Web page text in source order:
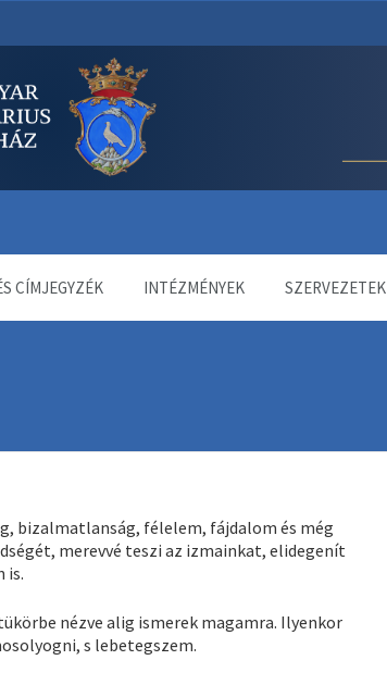
CÍMJEGYZÉK INTÉZMÉNYEK SZERVEZETEK
bizalmatlanság, félelem, fájdalom és még
merevvé teszi az izmainkat, elidegenít
is.
nézve alig ismerek magamra. Ilyenkor
s lebetegszem.